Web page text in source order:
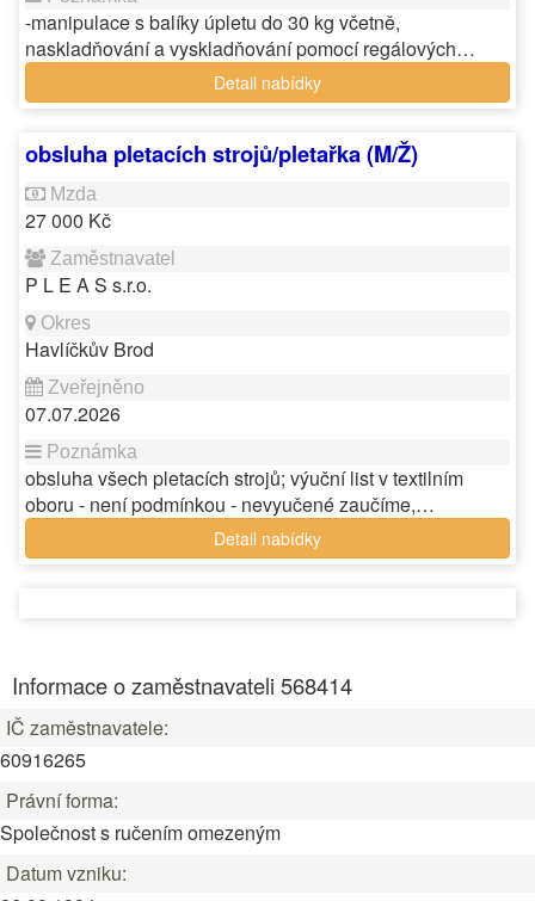
-manipulace s balíky úpletu do 30 kg včetně,
naskladňování a vyskladňování pomocí regálových…
Detail nabídky
obsluha pletacích strojů/pletařka (M/Ž)
27 000 Kč
P L E A S s.r.o.
Havlíčkův Brod
07.07.2026
obsluha všech pletacích strojů; výuční list v textilním
oboru - není podmínkou - nevyučené zaučíme,…
Detail nabídky
Informace o zaměstnavateli 568414
IČ zaměstnavatele:
60916265
Právní forma:
Společnost s ručením omezeným
Datum vzniku: